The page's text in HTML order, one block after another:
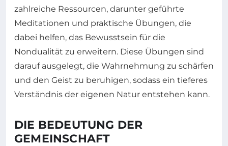
zahlreiche Ressourcen, darunter geführte
Meditationen und praktische Übungen, die
dabei helfen, das Bewusstsein für die
Nondualität zu erweitern. Diese Übungen sind
darauf ausgelegt, die Wahrnehmung zu schärfen
und den Geist zu beruhigen, sodass ein tieferes
Verständnis der eigenen Natur entstehen kann.
DIE BEDEUTUNG DER
GEMEINSCHAFT